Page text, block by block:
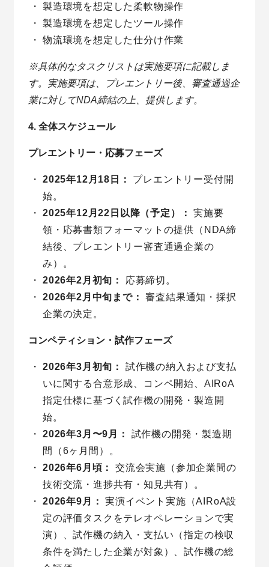
製造環境を想定した柔軟物操作
製造環境を想定したツール操作
物流環境を想定した仕分け作業
※具体的なタスクリストは実施要項に記載しま
す。実施要項は、プレエントリー後、審査通過企
業に対してNDA締結の上、提供します。
4. 全体スケジュール
プレエントリー・応募フェーズ
2025年12月18日：
プレエントリー受付開
始。
2025年12月22日以降（予定）：
実施要
領・応募書類フォーマットの提供（NDA締
結後、プレエントリー審査通過企業の
み）。
2026年2月初旬：
応募締切。
2026年2月中旬まで：
審査結果通知・採択
企業の決定。
コンペティション・試作フェーズ
2026年3月初旬：
試作機の納入および支払
いに関する合意形成、コンペ開始、AIRoA
指定仕様に基づく試作機の開発・製造開
始。
2026年3月〜9月：
試作機の開発・製造期
間（6ヶ月間）。
2026年6月頃：
交流会実施（参加企業間の
技術交流・進捗共有・知見共有）。
2026年9月：
実演イベント実施（AIRoA設
定の評価タスクをテレオペレーションで実
演）、試作機の納入・支払い（指定の検収
条件を満たした企業が対象）、試作機の総